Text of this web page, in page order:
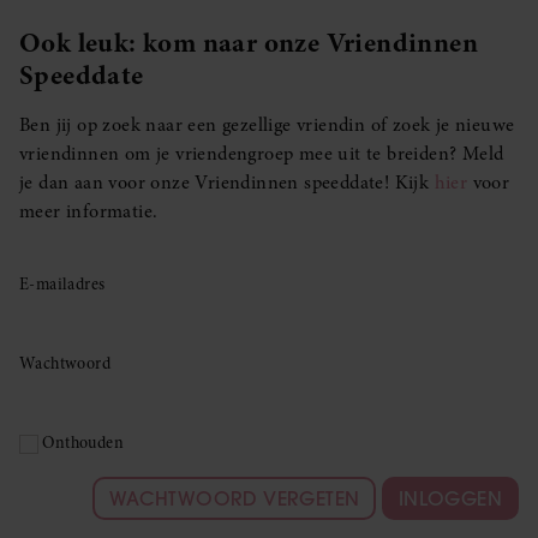
Ook leuk: kom naar onze Vriendinnen
Speeddate
Ben jij op zoek naar een gezellige vriendin of zoek je nieuwe
vriendinnen om je vriendengroep mee uit te breiden? Meld
je dan aan voor onze Vriendinnen speeddate! Kijk hier voor
meer informatie.
E-mailadres
Wachtwoord
Onthouden
WACHTWOORD VERGETEN INLOGGEN